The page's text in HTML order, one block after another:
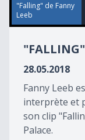
54
seconds
"Falling" de Fanny
Leeb
28.05.2018
Fanny Leeb
interprète et
son clip
Palace.